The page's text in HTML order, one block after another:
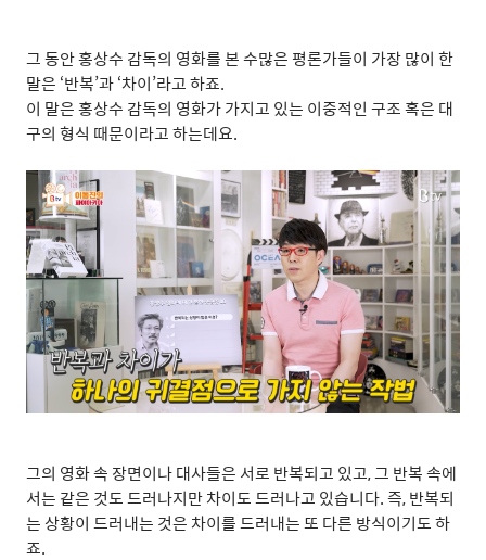
그 동안 홍상수 감독의 영화를 본 수많은 평론가들이 가장 많이 한
말은 ‘반복’과‘차이’라고 하죠.
이 말은 홍상수 감독의 영화가 가지고 있는 이중적인 구조 혹은 대
구의 형식 때문이라고 하는데요.
그의 영화 속 장면이나 대사들은 서로 반복되고 있고,그 반복 속에
서는 같은 것도 드러나지만 차이도 드러나고 있습니다.즉,반복되
는 상황이 드러내는 것은 차이를 드러내는 또 다른 방식이기도 하
죠.